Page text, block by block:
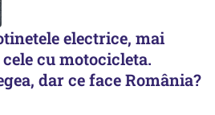
electrice, mai
cu motocicleta.
dar ce face România?